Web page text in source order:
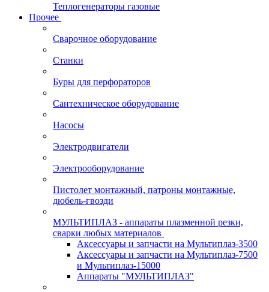
Теплогенераторы газовые
Прочее
Сварочное оборудование
Станки
Буры для перфораторов
Сантехническое оборудование
Насосы
Электродвигатели
Электрооборудование
Пистолет монтажный, патроны монтажные,
дюбель-гвозди
МУЛЬТИПЛАЗ - аппараты плазменной резки,
сварки любых материалов
Аксессуары и запчасти на Мультиплаз-3500
Аксессуары и запчасти на Мультиплаз-7500
и Мультиплаз-15000
Аппараты "МУЛЬТИПЛАЗ"